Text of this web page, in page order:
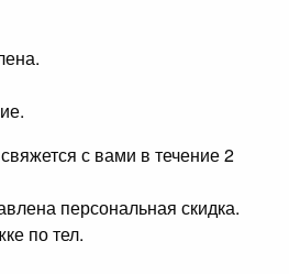
с вами в течение 2
персональная скидка.
по тел.